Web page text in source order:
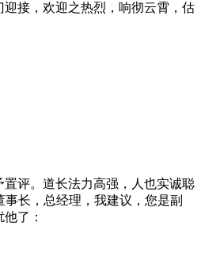
接，欢迎之热烈，响彻云霄，估
评。道长法力高强，人也实诚聪
长，总经理，我建议，您是副
了：